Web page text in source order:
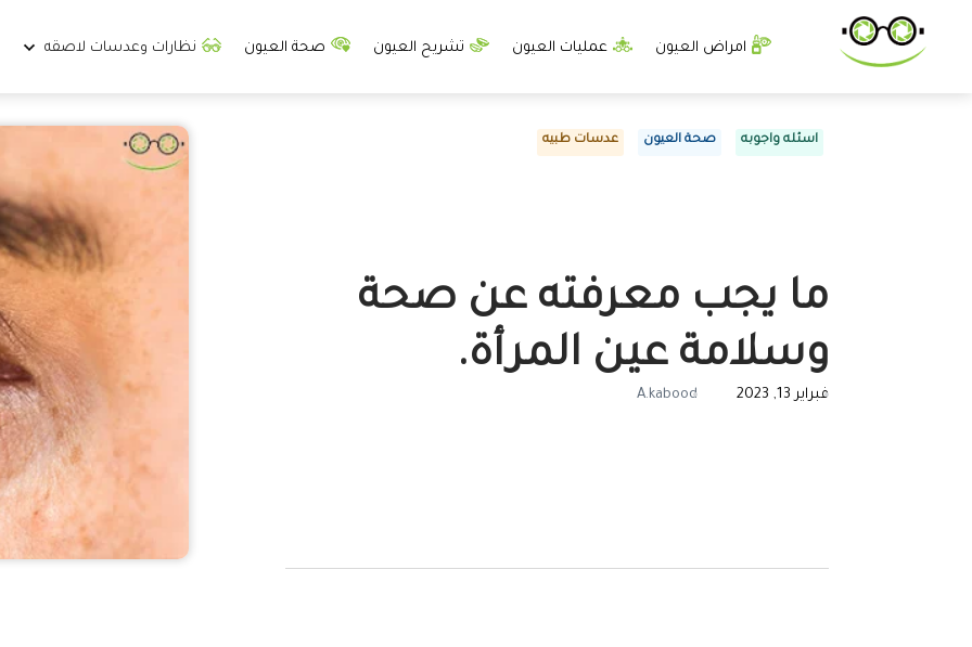
امراض العيون عمليات العيون تشريح العيون صحة العيون نظارات وعدسات لاصقه
اسئله واجوبه صحة العيون عدسات طبيه
ما يجب معرفته عن صحة
وسلامة عين المرأة.
فبراير 13, 2023 A.kabood